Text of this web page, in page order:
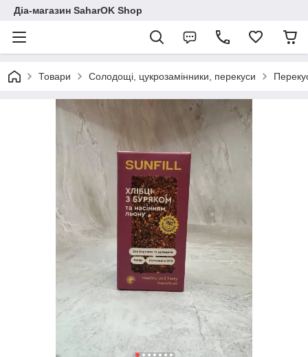
Діа-магазин SaharOK Shop
Товари Солодощі, цукрозамінники, перекуси